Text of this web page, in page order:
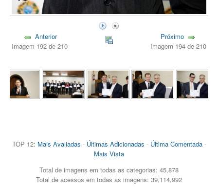
Anterior
Imagem 192 de 210
Próximo
Imagem 194 de 210
TOP 12: Mais Avaliadas - Últimas Adicionadas - Última Comentada-
Mais Vista
Total de imagens em todas as categorias: 45,878
Total de acessos em todas as imagens: 39,114,992